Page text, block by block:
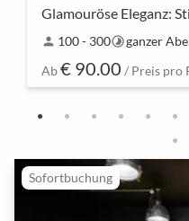
Glamouröse Eleganz:
Tretet ein in eine Welt
Carpet Gala ist nicht
sondern ein Erlebnis,
Amb…
person 100 - 300timelapseganzer
Ab€ 90.00 / Preis pro
Sofortbuchung